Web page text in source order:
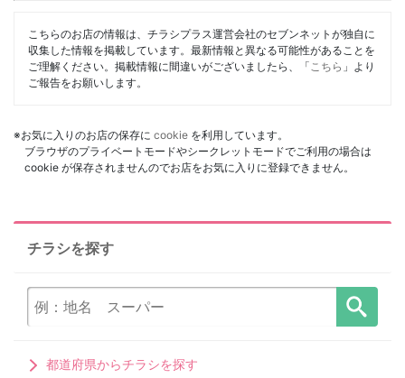
こちらのお店の情報は、チラシプラス運営会社のセブンネットが独自に
収集した情報を掲載しています。最新情報と異なる可能性があることを
ご理解ください。掲載情報に間違いがございましたら、「 こちら 」より
ご報告をお願いします。
※お気に入りのお店の保存に cookie を利用しています。
ブラウザのプライベートモードやシークレットモードでご利用の場合は
cookie が保存されませんのでお店をお気に入りに登録できません。
チラシを探す
都道府県からチラシを探す